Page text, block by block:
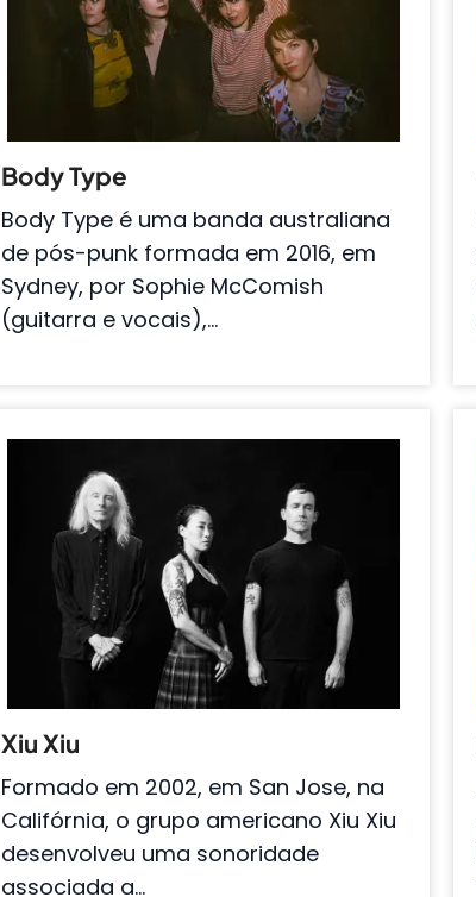
Body Type
Body Type é uma banda australiana
de pós-punk formada em 2016, em
Sydney, por Sophie McComish
(guitarra e vocais),…
Xiu Xiu
Formado em 2002, em San Jose, na
Califórnia, o grupo americano Xiu Xiu
desenvolveu uma sonoridade
associada a…